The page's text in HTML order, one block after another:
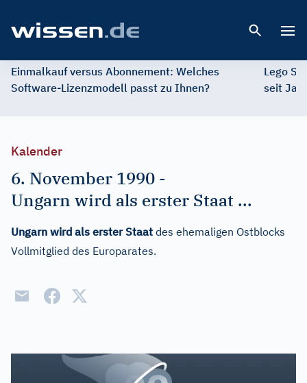
Einmalkauf versus Abonnement: Welches
Software-Lizenzmodell passt zu Ihnen?
Lego
seit
Kalender
6. November 1990 -
Ungarn wird als erster Staat ...
Ungarn wird als erster Staat des ehemaligen Ostblocks
Vollmitglied des Europarates.